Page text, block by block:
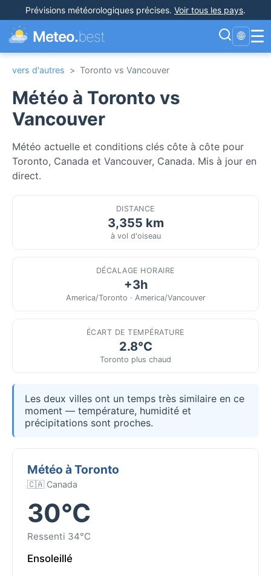
Prévisions météorologiques précises. Voir tous les pays.
Meteo.best 🌐 ☰
vers d'autres > Toronto vs Vancouver
Météo à Toronto vs
Vancouver
Météo actuelle et conditions clés côte à côte pour
Toronto, Canada et Vancouver, Canada. Mis à jour en
direct.
DISTANCE
3,355 km
à vol d'oiseau
DÉCALAGE HORAIRE
+3h
America/Toronto · America/Vancouver
ÉCART DE TEMPÉRATURE
2.8°C
Toronto plus chaud
Les deux villes ont un temps très similaire en ce
moment — température, humidité et
précipitations sont proches.
Météo à Toronto
🇨🇦 Canada
30°C
Ressenti 34°C
Ensoleillé